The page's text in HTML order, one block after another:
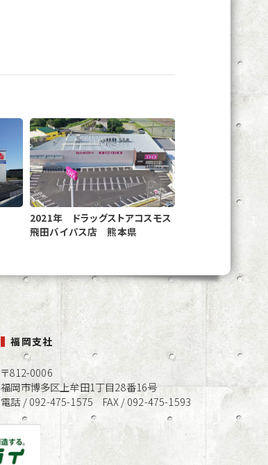
2021年 ドラッグストアコスモス
飛田バイパス店 熊本県
福岡支社
〒812-0006
福岡市博多区上牟田1丁目28番16号
電話 / 092-475-1575 FAX / 092-475-1593